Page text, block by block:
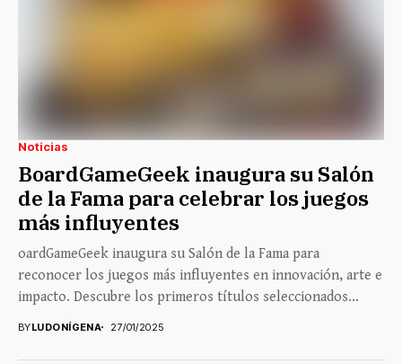
Noticias
BoardGameGeek inaugura su Salón
de la Fama para celebrar los juegos
más influyentes
oardGameGeek inaugura su Salón de la Fama para
reconocer los juegos más influyentes en innovación, arte e
impacto. Descubre los primeros títulos seleccionados...
BYLUDONÍGENA 27/01/2025